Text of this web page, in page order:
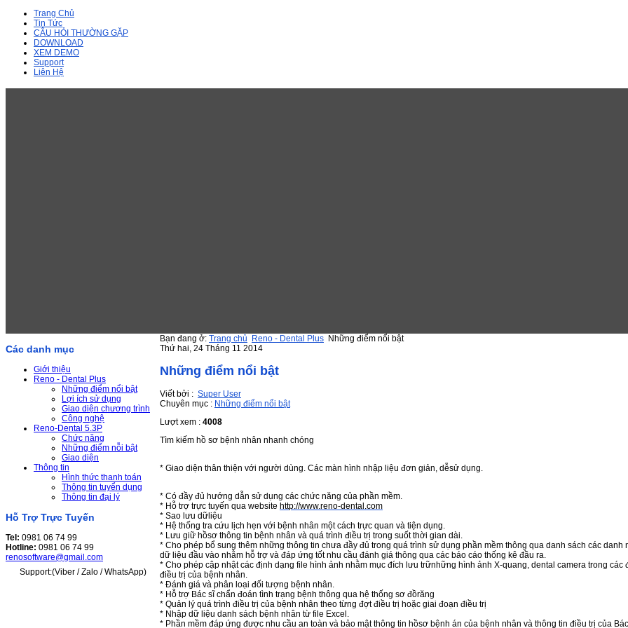
Trang Chủ
Tin Tức
CÂU HỎI THƯỜNG GẶP
DOWNLOAD
XEM DEMO
Support
Liên Hệ
Các danh mục
Giới thiệu
Reno - Dental Plus
Những điểm nổi bật
Lợi ích sử dụng
Giao diện chương trình
Công nghệ
Reno-Dental 5.3P
Chức năng
Những điểm nỗi bật
Giao diện
Thông tin
Hình thức thanh toán
Thông tin tuyển dụng
Thông tin đại lý
Hỗ Trợ Trực Tuyến
Tel: 0981 06 74 99
Hotline: 0981 06 74 99
renosoftware@gmail.com
Support:(Viber / Zalo / WhatsApp)
Bạn đang ở: Trang chủ Reno - Dental Plus Những điểm nổi bật
Thứ hai, 24 Tháng 11 2014
Những điểm nổi bật
Viết bởi : Super User
Chuyên mục : Những điểm nổi bật
Lượt xem : 4008
Tìm kiếm hồ sơ bệnh nhân nhanh chóng
* Giao diện thân thiện với người dùng. Các màn hình nhập liệu đơn giản, dễsử dụng.
* Có đầy đủ hướng dẫn sử dụng các chức năng của phần mềm.
* Hỗ trợ trực tuyến qua website http://www.reno-dental.com
* Sao lưu dữliệu
* Hệ thống tra cứu lịch hẹn với bệnh nhân một cách trực quan và tiện dụng.
* Lưu giữ hồsơ thông tin bệnh nhân và quá trình điều trị trong suốt thời gian dài.
* Cho phép bổ sung thêm những thông tin chưa đầy đủ trong quá trình sử dụng phần mềm thông qua danh sách các danh
dữ liệu đầu vào nhằm hỗ trợ và đáp ứng tốt nhu cầu đánh giá thông qua các báo cáo thống kê đầu ra.
* Cho phép cập nhật các định dạng file hình ảnh nhằm mục đích lưu trữnhững hình ảnh X-quang, dental camera trong các
điều trị của bệnh nhân.
* Đánh giá và phân loại đối tượng bệnh nhân.
* Hỗ trợ Bác sĩ chẩn đoán tình trạng bệnh thông qua hệ thống sơ đồrăng
* Quản lý quá trình điều trị của bệnh nhân theo từng đợt điều trị hoặc giai đoạn điều trị
* Nhập dữ liệu danh sách bệnh nhân từ file Excel.
* Phần mềm đáp ứng được nhu cầu an toàn và bảo mật thông tin hồsơ bệnh án của bệnh nhân và thông tin điều trị của